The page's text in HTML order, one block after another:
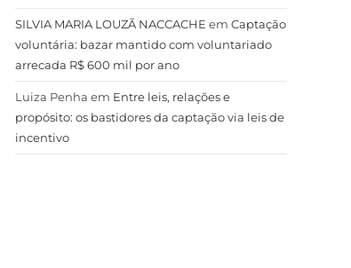
SILVIA MARIA LOUZÃ NACCACHE em Captação
voluntária: bazar mantido com voluntariado
arrecada R$ 600 mil por ano
Luiza Penha em Entre leis, relações e
propósito: os bastidores da captação via leis de
incentivo